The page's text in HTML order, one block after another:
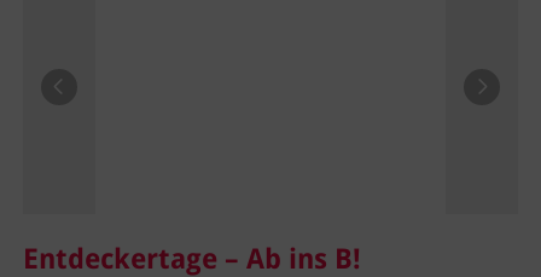
Entdeckertage – Ab ins B!
Moser/Gröschel
Vorheriges Bild